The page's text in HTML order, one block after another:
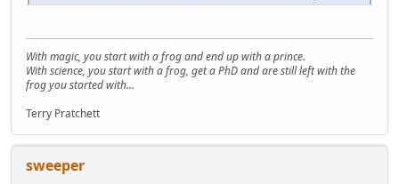
With magic, you start with a frog and end up with a prince.
With science, you start with a frog, get a PhD and are still left with the
frog you started with...
Terry Pratchett
sweeper